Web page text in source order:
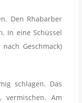
Den Rhabarber
In eine Schüssel
Geschmack)
schlagen. Das
Am